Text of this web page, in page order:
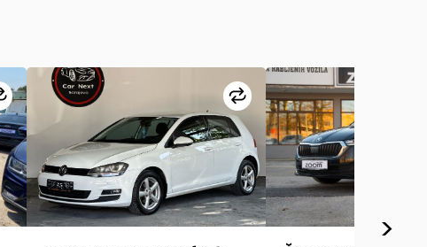
Uporedi Uporedi
>